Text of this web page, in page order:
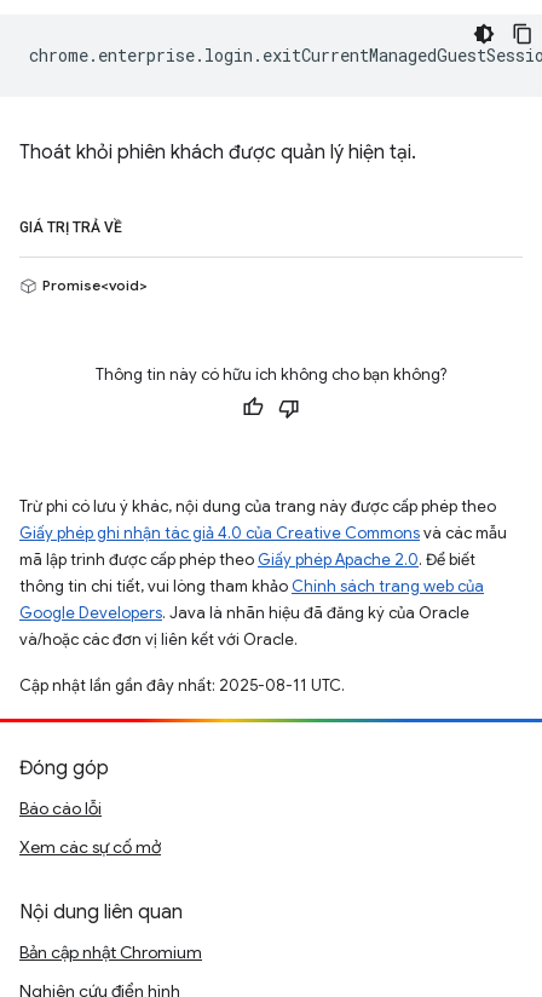
chrome. enterprise. login .
Thoát khỏi phiên khách được quản lý hiện tại.
GIÁ TRỊ TRẢ VỀ
Promise<void>
Thông tin này có hữu ích không cho bạn không?
Trừ phi có lưu ý khác, nội dung của trang này được cấp phép theo
Giấy phép ghi nhận tác giả 4.0 của Creative Commonsvà các mẫu
mã lập trình được cấp phép theo Giấy phép Apache 2.0. Để biết
thông tin chi tiết, vui lòng tham khảo Chính sách trang web của
Google Developers. Java là nhãn hiệu đã đăng ký của Oracle
và/hoặc các đơn vị liên kết với Oracle.
Cập nhật lần gần đây nhất: 2025-08-11 UTC.
Đóng góp
Báo cáo lỗi
Xem các sự cố mở
Nội dung liên quan
Bản cập nhật Chromium
Nghiên cứu điển hình